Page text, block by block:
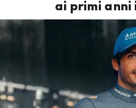
ai primi anni